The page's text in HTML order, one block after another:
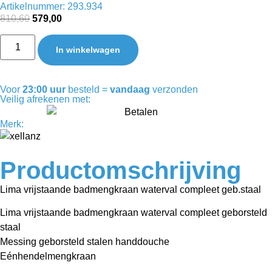
Artikelnummer: 293.934
810,60 579,00
In winkelwagen
Voor 23:00 uur besteld = vandaag verzonden
Veilig afrekenen met:
Merk:
Productomschrijving
Lima vrijstaande badmengkraan waterval compleet geb.staal
Lima vrijstaande badmengkraan waterval compleet geborsteld
staal
Messing geborsteld stalen handdouche
Eénhendelmengkraan